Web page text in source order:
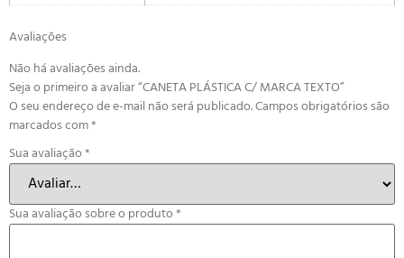
Avaliações
Não há avaliações ainda.
Seja o primeiro a avaliar “CANETA PLÁSTICA C/ MARCA TEXTO”
O seu endereço de e-mail não será publicado.Campos obrigatórios são
marcados com*
Sua avaliação*
Sua avaliação sobre o produto*